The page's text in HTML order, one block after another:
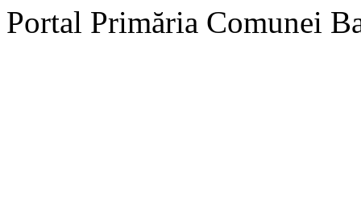
Portal Primăria Comunei